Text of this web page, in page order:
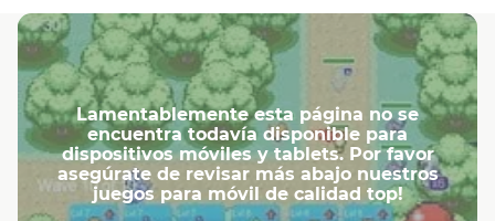
Lamentablemente esta página no se
encuentra todavía disponible para
dispositivos móviles y tablets. Por favor
asegúrate de revisar más abajo nuestros
juegos para móvil de calidad top!